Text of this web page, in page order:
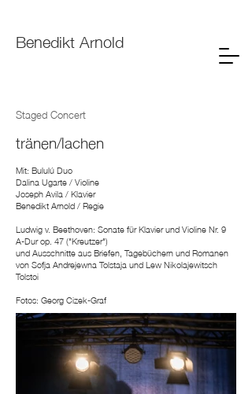
Benedikt Arnold
Staged Concert
tränen/lachen
Mit: Bululú Duo
Dalina Ugarte / Violine
Joseph Avila / Klavier
Benedikt Arnold / Regie
Ludwig v. Beethoven: Sonate für Klavier und Violine Nr. 9
A-Dur op. 47 ("Kreutzer")
und Ausschnitte aus Briefen, Tagebüchern und Romanen
von Sofja Andrejewna Tolstaja und Lew Nikolajewitsch
Tolstoi
Fotos: Georg Cizek-Graf